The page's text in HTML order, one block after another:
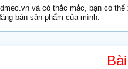
và có thắc mắc, bạn có
bán sản phẩm của mình.